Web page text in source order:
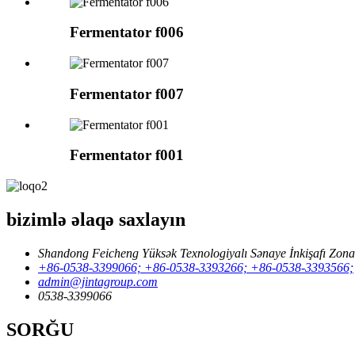
Fermentator f006
Fermentator f007
Fermentator f001
bizimlə əlaqə saxlayın
Shandong Feicheng Yüksək Texnologiyalı Sənaye İnkişafı
+86-0538-3399066; +86-0538-3393266; +86-0538-3393566;
admin@jintagroup.com
0538-3399066
SORĞU